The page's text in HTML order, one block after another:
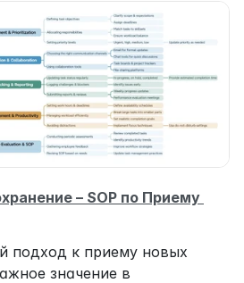
– SOP по Приему
подход к приему новых
значение в